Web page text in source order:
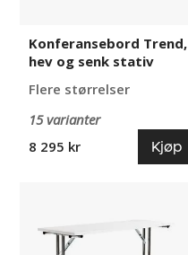
Konferansebord Trend,
hev og senk stativ
Flere størrelser
15 varianter
8 295 kr
Kjøp
påbygging